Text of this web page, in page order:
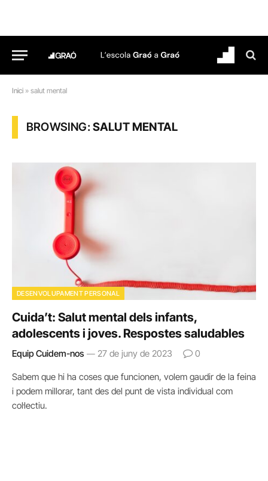
Inici » salut mental
BROWSING:SALUT MENTAL
DESENVOLUPAMENT PERSONAL
Cuida’t: Salut mental dels infants,
adolescents i joves. Respostes saludables
Equip Cuidem-nos 27 de juny de 2023 0
Sabem que hi ha coses que funcionen, volem gaudir de la feina
i podem millorar, tant des del punt de vista individual com
col·lectiu.